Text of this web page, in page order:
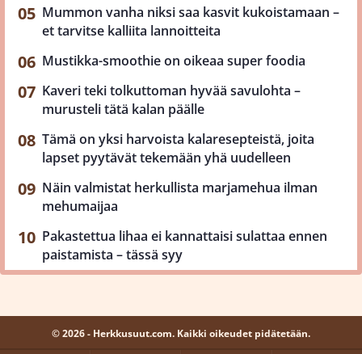
Mummon vanha niksi saa kasvit kukoistamaan –
et tarvitse kalliita lannoitteita
Mustikka-smoothie on oikeaa super foodia
Kaveri teki tolkuttoman hyvää savulohta –
murusteli tätä kalan päälle
Tämä on yksi harvoista kalaresepteistä, joita
lapset pyytävät tekemään yhä uudelleen
Näin valmistat herkullista marjamehua ilman
mehumaijaa
Pakastettua lihaa ei kannattaisi sulattaa ennen
paistamista – tässä syy
© 2026 - Herkkusuut.com. Kaikki oikeudet pidätetään.